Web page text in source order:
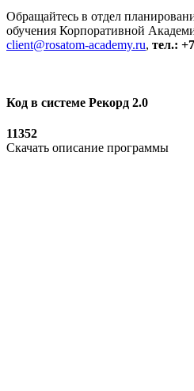
Обращайтесь в отдел
обучения Корпоративной
client@rosatom-academy.ru, тел.:
Код в системе Рекорд 2.0
11352
Скачать описание программы